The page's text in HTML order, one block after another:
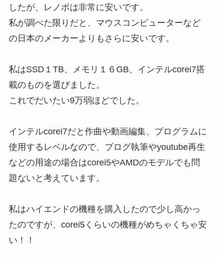
したが、レノボは非常に安いです。
私が調べた限りだと、マウスコンピューターなど
の日本のメーカーよりもさらに安いです。
私はSSD１TB、メモリ１６GB、インテルcorei7搭
載のものを選びました。
これでだいたい9万弱ほどでした。
インテルcorei7だと作曲や動画編集、プログラムに
使用するレベルなので、ブログ執筆やyoutube再生
などの用途の場合はcorei5やAMDのモデルでも問
題ないと考えています。
私はハイエンドの機種を購入したので少し高かっ
たのですが、corei5くらいの機種がめちゃくちゃ安
い！！